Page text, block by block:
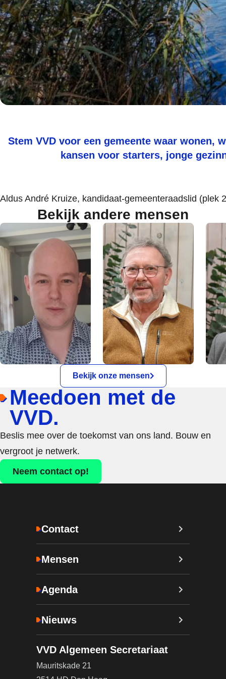
Stem VVD voor een gemeente waar wonen,
kansen voor starters, jonge
Aldus André Kruize, kandidaat-gemeenteraadslid (plek
Bekijk andere mensen
Bekijk onze mensen
Meedoen met de
VVD.
Beslis mee over de toekomst van ons land. Bouw en
vergroot je netwerk.
Neem contact op!
Contact
Mensen
Agenda
Nieuws
VVD Algemeen Secretariaat
Mauritskade 21